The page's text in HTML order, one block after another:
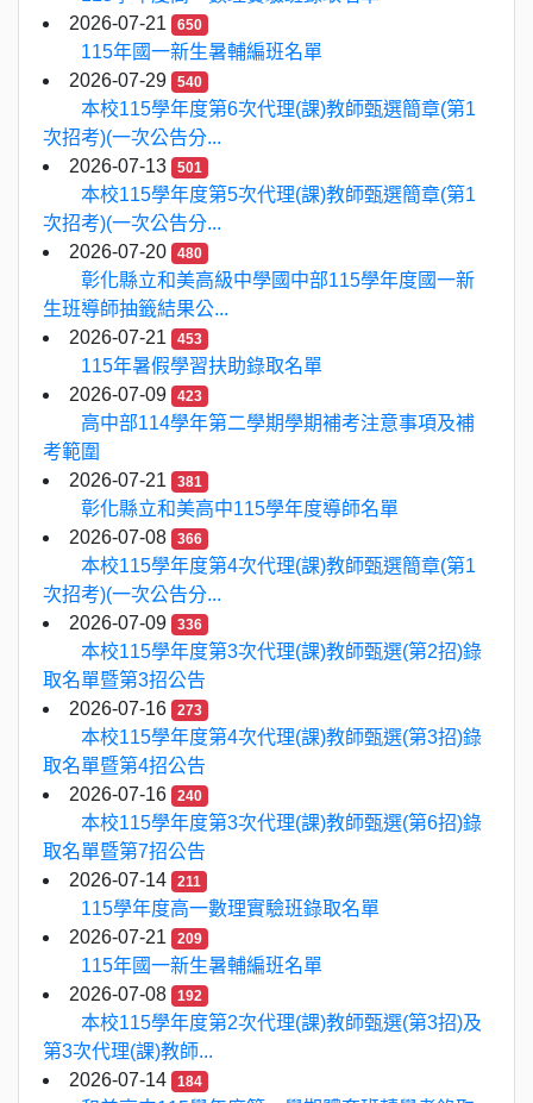
2026-07-21
650
115年國一新生暑輔編班名單
2026-07-29
540
本校115學年度第6次代理(課)教師甄選簡章(第1
次招考)(一次公告分...
2026-07-13
501
本校115學年度第5次代理(課)教師甄選簡章(第1
次招考)(一次公告分...
2026-07-20
480
彰化縣立和美高級中學國中部115學年度國一新
生班導師抽籤結果公...
2026-07-21
453
115年暑假學習扶助錄取名單
2026-07-09
423
高中部114學年第二學期學期補考注意事項及補
考範圍
2026-07-21
381
彰化縣立和美高中115學年度導師名單
2026-07-08
366
本校115學年度第4次代理(課)教師甄選簡章(第1
次招考)(一次公告分...
2026-07-09
336
本校115學年度第3次代理(課)教師甄選(第2招)錄
取名單暨第3招公告
2026-07-16
273
本校115學年度第4次代理(課)教師甄選(第3招)錄
取名單暨第4招公告
2026-07-16
240
本校115學年度第3次代理(課)教師甄選(第6招)錄
取名單暨第7招公告
2026-07-14
211
115學年度高一數理實驗班錄取名單
2026-07-21
209
115年國一新生暑輔編班名單
2026-07-08
192
本校115學年度第2次代理(課)教師甄選(第3招)及
第3次代理(課)教師...
2026-07-14
184